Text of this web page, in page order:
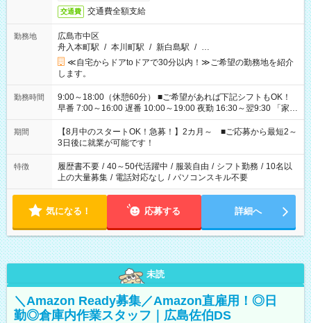
交通費 交通費全額支給
勤務地
広島市中区
舟入本町駅 / 本川町駅 / 新白島駅 / …
≪自宅からドアtoドアで30分以内！≫ご希望の勤務地を紹介
します。
勤務時間
9:00～18:00（休憩60分） ■ご希望があれば下記シフトもOK！
早番 7:00～16:00 遅番 10:00～19:00 夜勤 16:30～翌9:30 「家族
と休みを合わせたい」 「余裕を持って夕飯の準備がしたい」
「できれば残業はしたくない」 など、ご希望を教えてください
ね。 ※Wワーク希望の方へ 今ご覧のお仕事で希望する勤務時間
と、もう1つのお仕事の勤務時間。 合計で週40時間を超える場
合は応募できません。
期間
【8月中のスタートOK！急募！】2カ月～ ■ご応募から最短2～
3日後に就業が可能です！
特徴 履歴書不要 / 40～50代活躍中 / 服装自由 / シフト勤務 / 10名以
上の大量募集 / 電話対応なし / パソコンスキル不要
気になる！ 応募する 詳細へ
未読
＼Amazon Ready募集／Amazon直雇用！◎日
勤◎倉庫内作業スタッフ｜広島佐伯DS